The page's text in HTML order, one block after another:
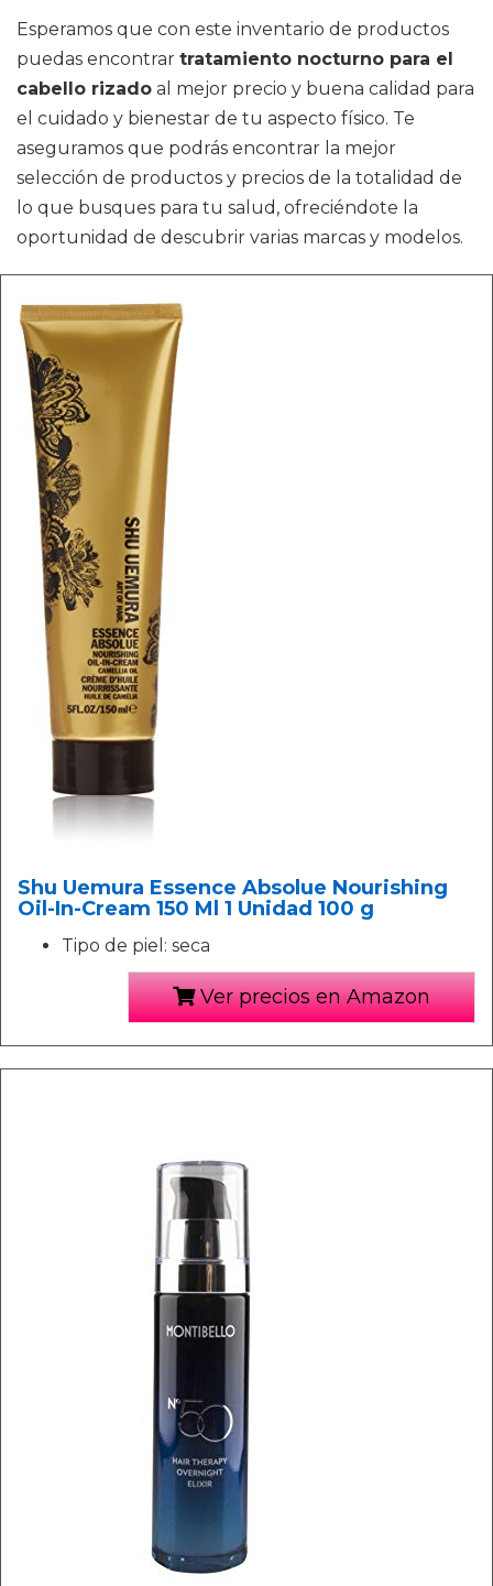
Esperamos que con este inventario de productos
puedas encontrar tratamiento nocturno para el
cabello rizado al mejor precio y buena calidad para
el cuidado y bienestar de tu aspecto físico. Te
aseguramos que podrás encontrar la mejor
selección de productos y precios de la totalidad de
lo que busques para tu salud, ofreciéndote la
oportunidad de descubrir varias marcas y modelos.
Shu Uemura Essence Absolue Nourishing
Oil-In-Cream 150 Ml 1 Unidad 100 g
Tipo de piel: seca
Ver precios en Amazon